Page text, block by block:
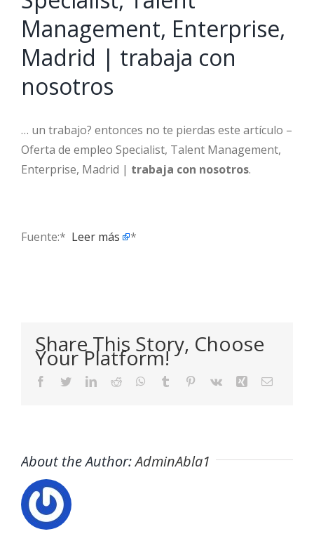
Management, Enterprise,
Madrid | trabaja con
nosotros
… un trabajo? entonces no te pierdas este artículo –
Oferta de empleo Specialist, Talent Management,
Enterprise, Madrid | trabaja con nosotros.
Fuente:* ​ Leer más *
Share This Story, Choose
Your Platform!
Facebook
TwitterLinkedIn
Reddit WhatsApp
Tumblr Pinterest
Vk Xing Email
About the Author:AdminAbla1